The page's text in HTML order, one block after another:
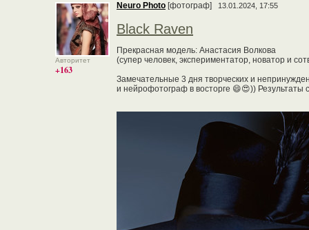
Авторитет
+163
Neuro Photo [фотограф] 13.01.2024, 17:55
Black Raven
Прекрасная модель: Анастасия Волкова
(супер человек, экспериментатор, новатор и
Замечательные 3 дня творческих и
и нейрофотограф в восторге 😄😍))